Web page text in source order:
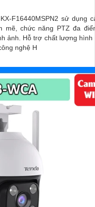
F16440MSPN2 sử dụng
mẽ, chức năng PTZ đa
ảnh sắc
nghệ H